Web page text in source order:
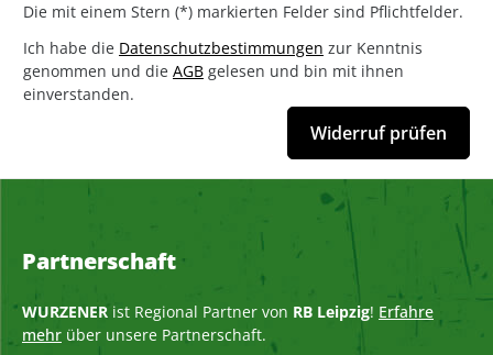
Die mit einem Stern (*) markierten Felder sind Pflichtfelder.
Ich habe die Datenschutzbestimmungen zur Kenntnis
genommen und die AGB gelesen und bin mit ihnen
einverstanden.
Widerruf prüfen
Partnerschaft
WURZENER ist Regional Partner von RB Leipzig! Erfahre
mehr über unsere Partnerschaft.